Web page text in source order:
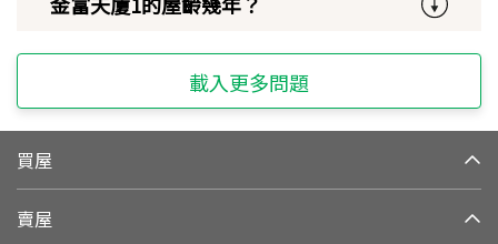
載入更多問題
買屋
賣屋